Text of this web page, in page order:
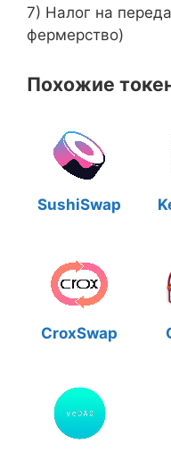
7) Налог на
фермерство)
Похожие
SushiSwap
CroxSwap